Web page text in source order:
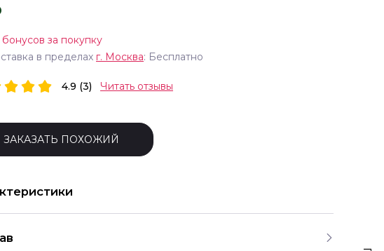
бонусов за покупку
в пределах г. Москва: Бесплатно
4.9 (3) Читать отзывы
ЗАКАЗАТЬ ПОХОЖИЙ